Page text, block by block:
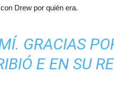
Drew por quién era.
GRACIAS
E EN SU